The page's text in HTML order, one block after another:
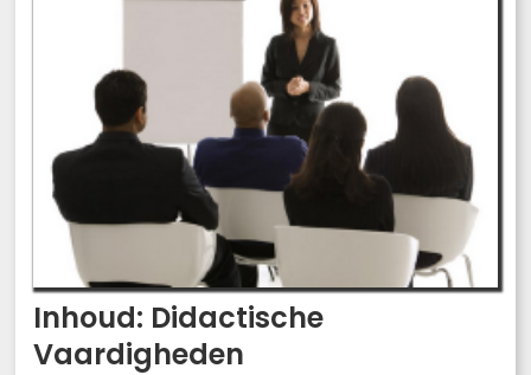
Inhoud: Didactische
Vaardigheden